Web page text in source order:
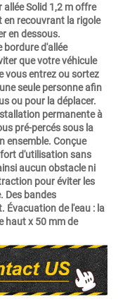
allée Solid 1,2 m offre
en recouvrant la rigole
en dessous.
bordure d'allée
que votre véhicule
vous entrez ou sortez
seule personne afin
ou pour la déplacer.
permanente à
pré-percés sous la
ensemble. Conçue
d'utilisation sans
aucun obstacle ni
pour éviter les
Des bandes
Évacuation de l'eau : la
haut x 50 mm de